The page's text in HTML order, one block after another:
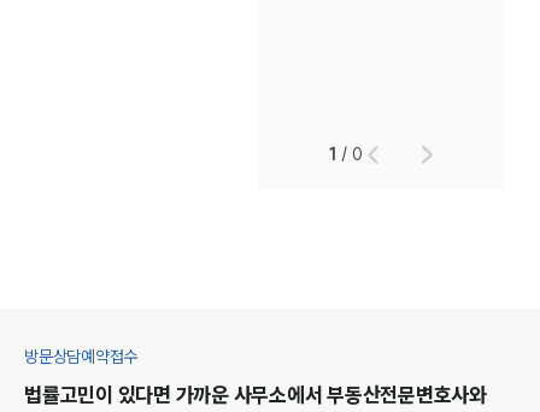
1 /0
방문상담예약접수
법률고민이 있다면 가까운 사무소에서 부동산전문변호사와